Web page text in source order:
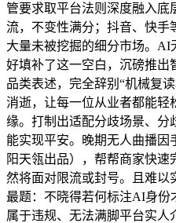
管要求取平台法则深度融入底
流，不变性满分；抖音、快手
大量未被挖掘的细分市场。AI
好填补了这一空白，沉磅推
品类表述，完全辞别“机械复
消逝，让每一位从业者都能轻
缘。打制出适配分歧场景、
能实现平安。晚期无人曲播
阳天瓴出品），帮帮商家快速
然将面对限流或封号。且难以
最题：不晓得若何标注AI身份
属于违规、无法满脚平台实